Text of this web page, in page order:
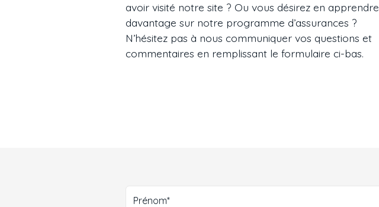
avoir visité notre site ? Ou vous désirez en apprendre
davantage sur notre programme d’assurances ?
N’hésitez pas à nous communiquer vos questions et
commentaires en remplissant le formulaire ci-bas.
Prénom*